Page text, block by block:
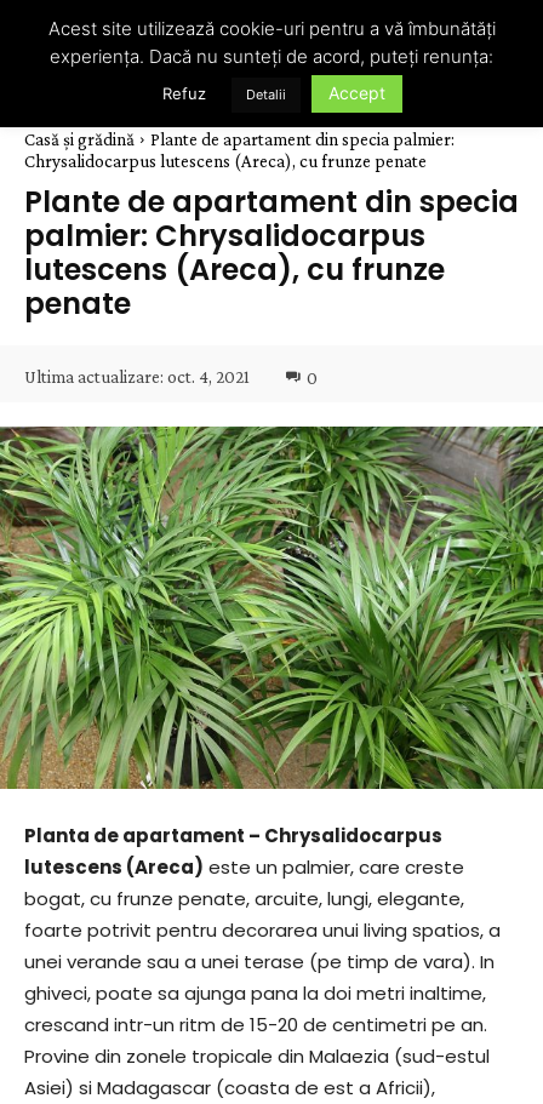
Casă și grădină
Plante de apartament din specia palmier:
Chrysalidocarpus lutescens (Areca), cu frunze penate
Plante de apartament din specia
palmier: Chrysalidocarpus
lutescens (Areca), cu frunze
penate
Ultima actualizare: oct. 4, 2021 0
Planta de apartament – Chrysalidocarpus
lutescens (Areca) este un palmier, care creste
bogat, cu frunze penate, arcuite, lungi, elegante,
foarte potrivit pentru decorarea unui living spatios, a
unei verande sau a unei terase (pe timp de vara). In
ghiveci, poate sa ajunga pana la doi metri inaltime,
crescand intr-un ritm de 15-20 de centimetri pe an.
Provine din zonele tropicale din Malaezia (sud-estul
Asiei) si Madagascar (coasta de est a Africii),
Acest site utilizează cookie-uri pentru a vă îmbunătăți
experiența. Dacă nu sunteți de acord, puteți renunța:
Refuz Detalii Accept